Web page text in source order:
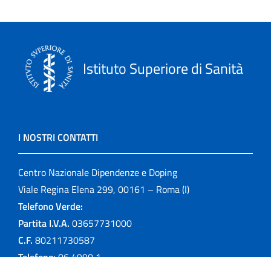
Istituto Superiore di Sanità
I NOSTRI CONTATTI
Centro Nazionale Dipendenze e Doping
Viale Regina Elena 299, 00161 – Roma (I)
Telefono Verde:
Partita I.V.A. 03657731000
C.F. 80211730587